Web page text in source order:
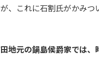
、これに石割氏がかみつ
田地元の鍋島侯爵家では